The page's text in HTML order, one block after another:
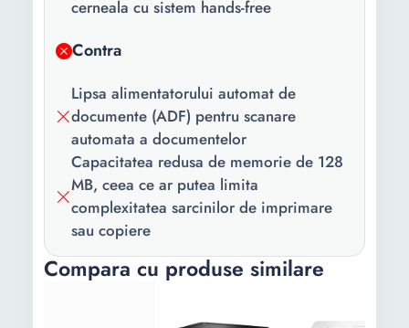
Tip
consumabil:
Cartus de cerneala
Viteza de
printare
monocrom:
17 ipm
Viteza de
printare color:
cerneala cu sistem hands-free
Contra
Lipsa alimentatorului automat de
documente (ADF) pentru scanare
automata a documentelor
Capacitatea redusa de memorie de 128
MB, ceea ce ar putea limita
complexitatea sarcinilor de imprimare
sau copiere
Compara cu produse similare